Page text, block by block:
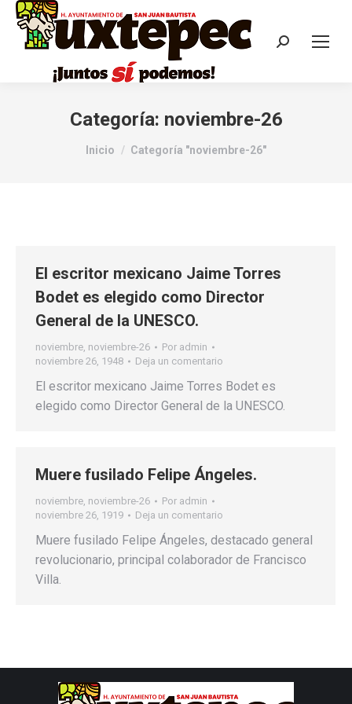
Categoría: noviembre-26
Estás aquí:
Inicio Categoría "noviembre-26"
El escritor mexicano Jaime Torres
Bodet es elegido como Director
General de la UNESCO.
noviembre, noviembre-26 Por admin
noviembre 26, 1948
Deja un comentario
El escritor mexicano Jaime Torres Bodet es
elegido como Director General de la UNESCO.
Muere fusilado Felipe Ángeles.
noviembre, noviembre-26 Por admin
noviembre 26, 1919
Deja un comentario
Muere fusilado Felipe Ángeles, destacado general
revolucionario, principal colaborador de Francisco
Villa.